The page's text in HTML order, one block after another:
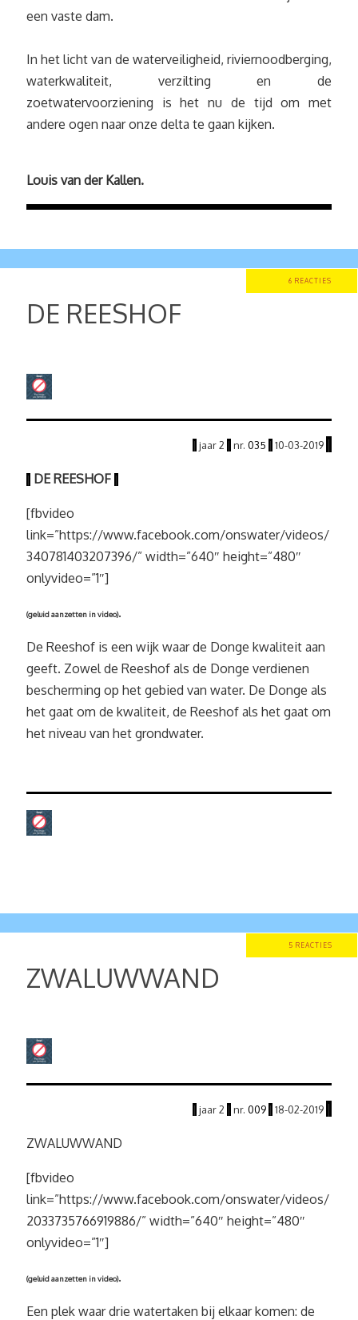
een vaste dam.
In het licht van de waterveiligheid, riviernoodberging,
waterkwaliteit, verzilting en de
zoetwatervoorziening is het nu de tijd om met
andere ogen naar onze delta te gaan kijken.
Louis van der Kallen.
6 REACTIES
DE REESHOF
| jaar2 | nr. 035 | 10-03-2019 |
| DE REESHOF |
[fbvideo
link=”https://www.facebook.com/onswater/videos/
340781403207396/” width=”640″ height=”480″
onlyvideo=”1″]
(geluid aanzetten in video).
De Reeshof is een wijk waar de Donge kwaliteit aan
geeft. Zowel de Reeshof als de Donge verdienen
bescherming op het gebied van water. De Donge als
het gaat om de kwaliteit, de Reeshof als het gaat om
het niveau van het grondwater.
5 REACTIES
ZWALUWWAND
| jaar2 | nr. 009 | 18-02-2019 |
ZWALUWWAND
[fbvideo
link=”https://www.facebook.com/onswater/videos/
2033735766919886/” width=”640″ height=”480″
onlyvideo=”1″]
(geluid aanzetten in video).
Een plek waar drie watertaken bij elkaar komen: de